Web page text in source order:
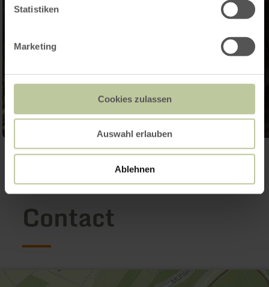
Statistiken
Marketing
Cookies zulassen
Auswahl erlauben
Ablehnen
Ouvrir la galerie
Contact